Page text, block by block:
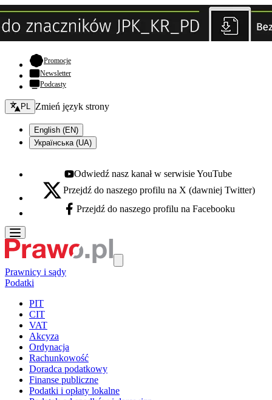
Promocje- otwiera się w nowej karcie
Newsletter
Podcasty
Zmień język - bieżący:
PL Zmień język strony
English (EN)
Українська (UA)
Youtube - otwiera się w nowej karcie
Odwiedź nasz kanał w serwisie YouTube
X - otwiera się w nowej karcie
Przejdź do naszego profilu na X (dawniej Twitter)
Facebook - otwiera się w nowej karcie
Przejdź do naszego profilu na Facebooku
Prawnicy i sądy
Podatki
PIT
CIT
VAT
Akcyza
Ordynacja
Rachunkowość
Doradca podatkowy
Finanse publiczne
Podatki i opłaty lokalne